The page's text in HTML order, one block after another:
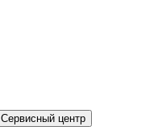
Сервисный центр